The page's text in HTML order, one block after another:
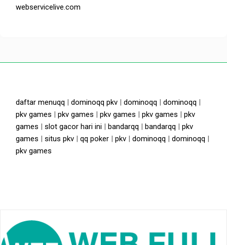
webservicelive.com
daftar menuqq | dominoqq pkv | dominoqq | dominoqq |
pkv games | pkv games | pkv games | pkv games | pkv
games | slot gacor hari ini | bandarqq | bandarqq | pkv
games | situs pkv | qq poker | pkv | dominoqq | dominoqq |
pkv games